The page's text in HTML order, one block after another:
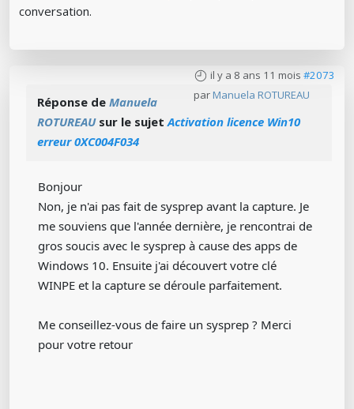
conversation.
il y a 8 ans 11 mois #2073
par Manuela ROTUREAU
Réponse de Manuela
ROTUREAUsur le sujetActivation licence Win10
erreur 0XC004F034
Bonjour
Non, je n'ai pas fait de sysprep avant la capture. Je
me souviens que l'année dernière, je rencontrai de
gros soucis avec le sysprep à cause des apps de
Windows 10. Ensuite j'ai découvert votre clé
WINPE et la capture se déroule parfaitement.
Me conseillez-vous de faire un sysprep ? Merci
pour votre retour